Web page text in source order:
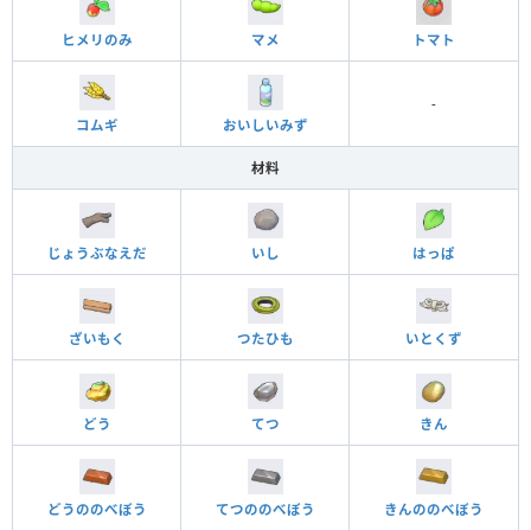
ヒメリのみ マメ トマト
コムギ おいしいみず
-
材料
じょうぶなえだ いし はっぱ
ざいもく つたひも いとくず
どう てつ きん
どうののべぼう てつののべぼう きんののべぼう